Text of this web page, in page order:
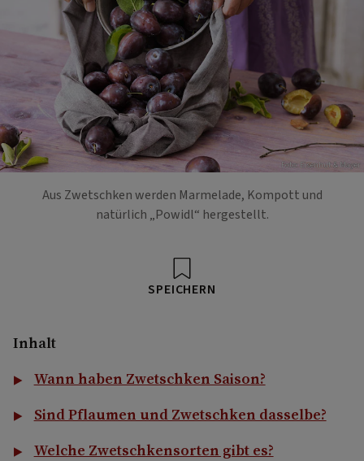
Foto: Eisenhut & Mayer
Aus Zwetschken werden Marmelade, Kompott und
natürlich „Powidl“ hergestellt.
SPEICHERN
Inhalt
Wann haben Zwetschken Saison?
Sind Pflaumen und Zwetschken dasselbe?
Welche Zwetschkensorten gibt es?